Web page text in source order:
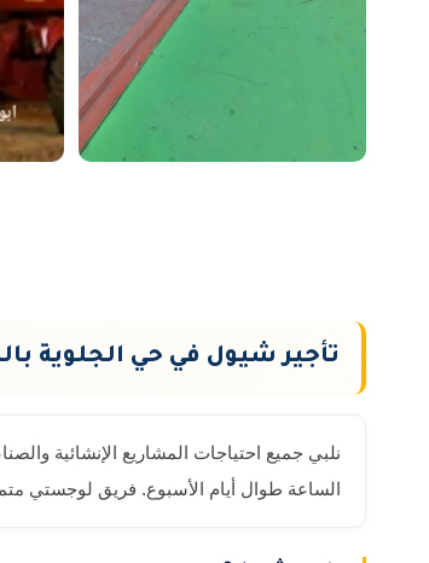
تأجير شيول في حي الجلوية
نلبي جميع احتياجات المشاريع الإنشائية
الساعة طوال أيام الأسبوع. فريق لوجستي